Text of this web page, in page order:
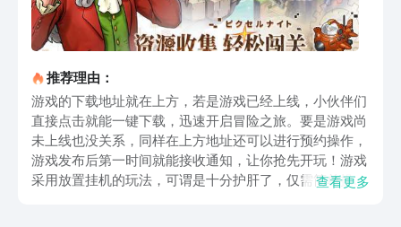
推荐理由：
游戏的下载地址就在上方，若是游戏已经上线，小伙伴们
直接点击就能一键下载，迅速开启冒险之旅。要是游戏尚
未上线也没关系，同样在上方地址还可以进行预约操作，
游戏发布后第一时间就能接收通知，让你抢先开玩！游戏
采用放置挂机的玩法，可谓是十分护肝了，仅需简单操作
查看更多